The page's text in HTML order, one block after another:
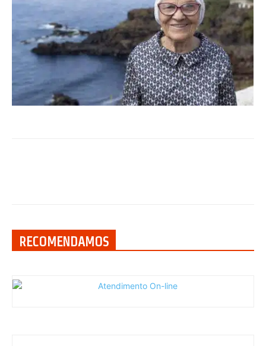
RECOMENDAMOS